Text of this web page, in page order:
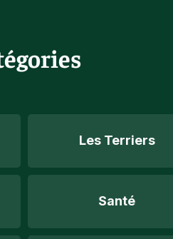
Les Terriers
Santé